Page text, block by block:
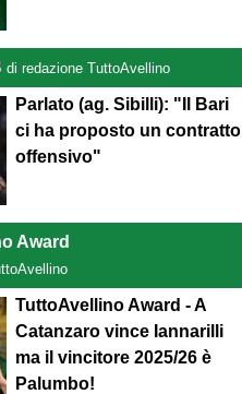
di redazione TuttoAvellino
Parlato (ag. Sibilli): "Il Bari
ci ha proposto un contratto
offensivo"
Award
TuttoAvellino Award - A
Catanzaro vince Iannarilli
ma il vincitore 2025/26 è
Palumbo!